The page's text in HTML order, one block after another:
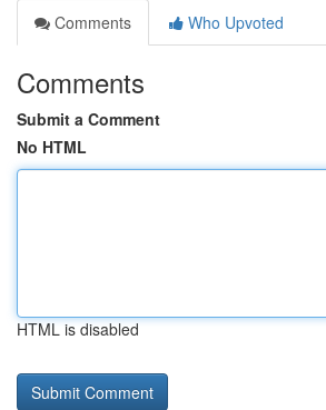
Comments
Who Upvoted
Comments
Submit a Comment
No HTML
HTML is disabled